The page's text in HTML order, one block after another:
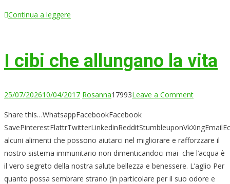
Continua a leggere
I cibi che allungano la vita
25/07/202610/04/2017 Rosanna17993Leave a Commenton
che
allungano
la
vita
Share this…WhatsappFacebookFacebook
alcuni alimenti che possono aiutarci nel migliorare e rafforzzare il
nostro sistema immunitario non dimenticandoci mai che l’acqua è
il vero segreto della nostra salute bellezza e benessere. L’aglio Per
quanto possa sembrare strano (in particolare per il suo odore e